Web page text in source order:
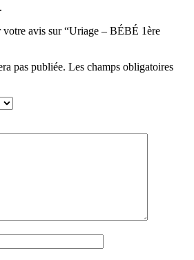
votre avis sur “Uriage – BÉBÉ 1ère
pas publiée. Les champs obligatoires